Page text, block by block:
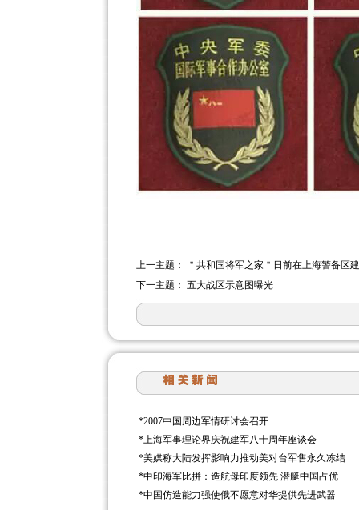
上一主题：
＂共和国将军之家＂日前在上海警备区
下一主题： 五大战区示意图曝光
*2007中国周边军情研讨会召开
*上海军事理论界庆祝建军八十周年座谈会
*美媒称大陆发挥影响力推动美对台军售永久冻结
*中印海军比拼：造航母印度领先 潜艇中国占优
*中国仿造能力强使俄不愿意对华提供先进武器